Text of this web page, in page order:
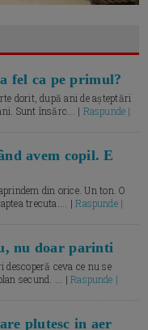
fel ca pe primul?
dorit, după ani de așteptări
Sunt însărc... | Raspunde |
avem copil. E
din orice. Un ton. O
trecuta.... |Raspunde |
nu doar parinti
ceva ce nu se
secund. ... |Raspunde |
plutesc in aer